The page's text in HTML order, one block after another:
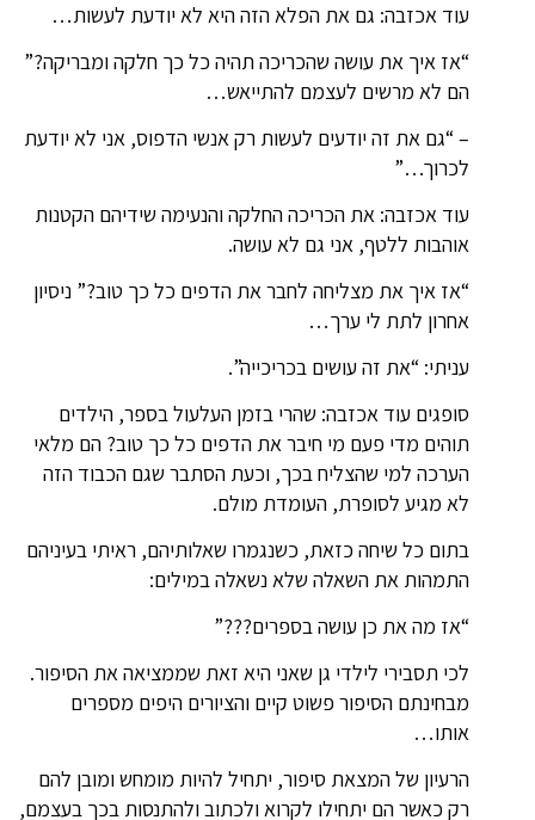
עוד אכזבה: גם את הפלא הזה היא לא יודעת לעשות…
“אז איך את עושה שהכריכה תהיה כל כך חלקה ומבריקה?”
הם לא מרשים לעצמם להתייאש…
– “גם את זה יודעים לעשות רק אנשי הדפוס, אני לא יודעת
לכרוך…”
עוד אכזבה: את הכריכה החלקה והנעימה שידיהם הקטנות
אוהבות ללטף, אני גם לא עושה.
“אז איך את מצליחה לחבר את הדפים כל כך טוב?” ניסיון
אחרון לתת לי ערך…
עניתי: “את זה עושים בכריכייה”.
סופגים עוד אכזבה: שהרי בזמן העלעול בספר, הילדים
תוהים מדי פעם מי חיבר את הדפים כל כך טוב? הם מלאי
הערכה למי שהצליח בכך, וכעת הסתבר שגם הכבוד הזה
לא מגיע לסופרת, העומדת מולם.
בתום כל שיחה כזאת, כשנגמרו שאלותיהם, ראיתי בעיניהם
התמהות את השאלה שלא נשאלה במילים:
“אז מה את כן עושה בספרים???”
לכי תסבירי לילדי גן שאני היא זאת שממציאה את הסיפור.
מבחינתם הסיפור פשוט קיים והציורים היפים מספרים
אותו…
הרעיון של המצאת סיפור, יתחיל להיות מומחש ומובן להם
רק כאשר הם יתחילו לקרוא ולכתוב ולהתנסות בכך בעצמם,